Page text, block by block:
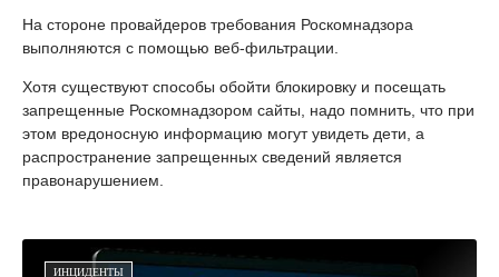
На стороне провайдеров требования Роскомнадзора
выполняются с помощью веб-фильтрации.
Хотя существуют способы обойти блокировку и посещать
запрещенные Роскомнадзором сайты, надо помнить, что при
этом вредоносную информацию могут увидеть дети, а
распространение запрещенных сведений является
правонарушением.
ИНЦИДЕНТЫ